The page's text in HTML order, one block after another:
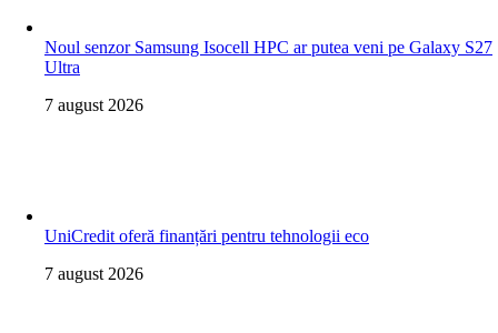
Noul senzor Samsung Isocell HPC ar putea veni pe Galaxy S27
Ultra
7 august 2026
UniCredit oferă finanțări pentru tehnologii eco
7 august 2026